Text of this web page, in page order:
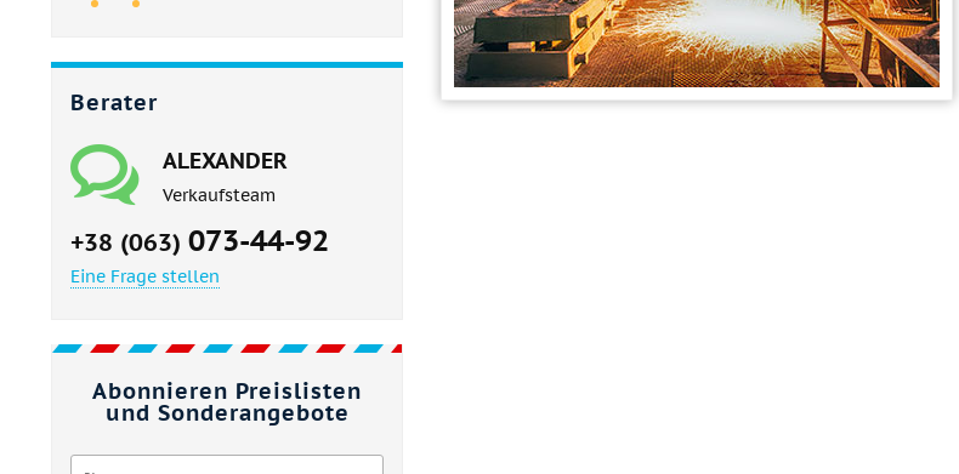
Berater
ALEXANDER
Verkaufsteam
+38 (063) 073-44-92
Eine Frage stellen
Abonnieren Preislisten
und Sonderangebote